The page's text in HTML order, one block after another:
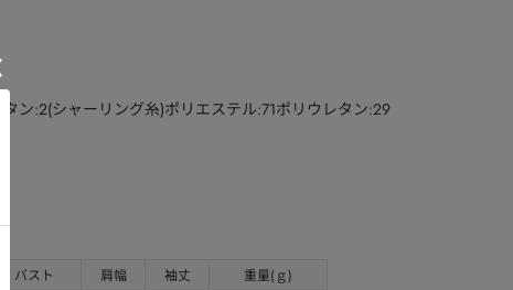
タン:2(シャーリング糸)ポリエステル:71ポリウレタン:29
バスト 肩幅 袖丈 重量(ｇ)